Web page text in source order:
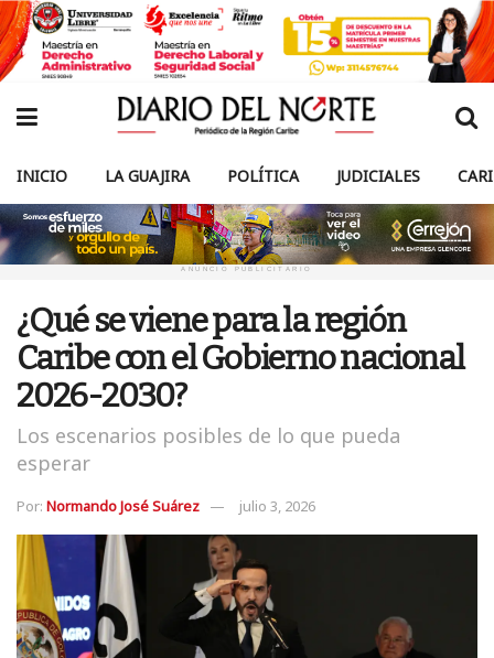
INICIO LA GUAJIRA POLÍTICA JUDICIALES
ANUNCIO PUBLICITARIO
¿Qué se viene para la región
Caribe con el Gobierno nacional
2026-2030?
Los escenarios posibles de lo que pueda
esperar
Por: Normando José Suárez julio 3, 2026